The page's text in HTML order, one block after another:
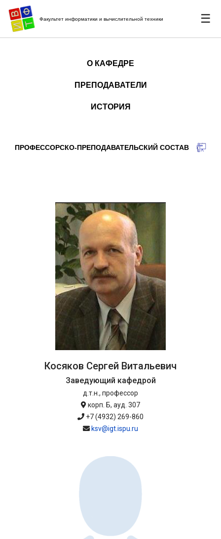
Факультет информатики и вычислительной техники ☰
О КАФЕДРЕ
ПРЕПОДАВАТЕЛИ
ИСТОРИЯ
ПРОФЕССОРСКО-ПРЕПОДАВАТЕЛЬСКИЙ СОСТАВ
Косяков Сергей Витальевич
Заведующий кафедрой
д.т.н., профессор
корп. Б, ауд. 307
+7 (4932) 269-860
ksv@igt.ispu.ru